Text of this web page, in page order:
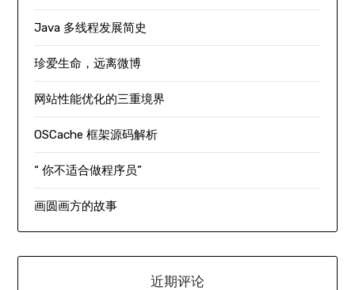
Java 多线程发展简史
珍爱生命，远离微博
网站性能优化的三重境界
OSCache 框架源码解析
“ 你不适合做程序员”
画圆画方的故事
近期评论